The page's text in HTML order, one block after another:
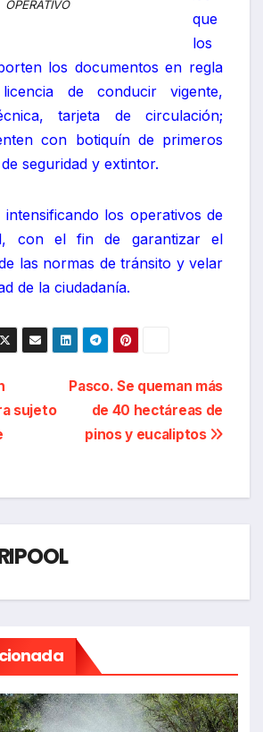
OPERATIVO
que
los
los documentos en regla
de conducir vigente,
tarjeta de circulación;
con botiquín de primeros
seguridad y extintor.
intensificando los operativos de
con el fin de garantizar el
las normas de tránsito y velar
de la ciudadanía.
Pasco. Se queman más
de 40 hectáreas de
pinos y eucaliptos
sujeto